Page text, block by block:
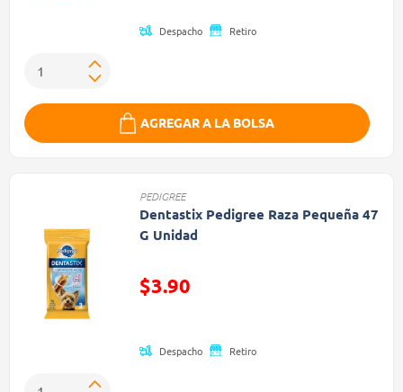
Despacho Retiro
AGREGAR A LA BOLSA
PEDIGREE
Dentastix Pedigree Raza Pequeña 47
G Unidad
Precio reducido de
$3.90
Despacho Retiro